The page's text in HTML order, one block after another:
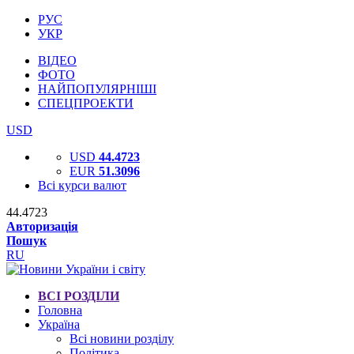
РУС
УКР
ВІДЕО
ФОТО
НАЙПОПУЛЯРНІШІ
СПЕЦПРОЕКТИ
USD
USD 44.4723
EUR 51.3096
Всі курси валют
44.4723
Авторизація
Пошук
RU
ВСІ РОЗДІЛИ
Головна
Україна
Всі новини розділу